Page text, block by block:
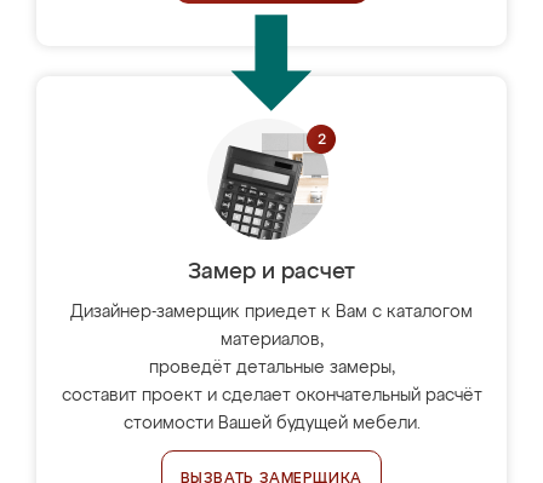
Замер и расчет
Дизайнер-замерщик приедет к Вам с каталогом
материалов,
проведёт детальные замеры,
составит проект и сделает окончательный расчёт
стоимости Вашей будущей мебели.
ВЫЗВАТЬ ЗАМЕРЩИКА